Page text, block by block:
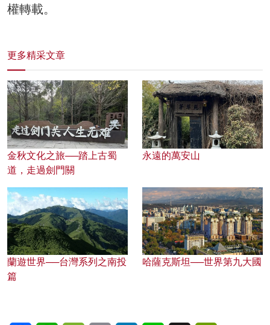
權轉載。
更多精采文章
金秋文化之旅──踏上古蜀
道，走過劍門關
永遠的萬安山
蘭遊世界──台灣系列之南投
篇
哈薩克斯坦──世界第九大國